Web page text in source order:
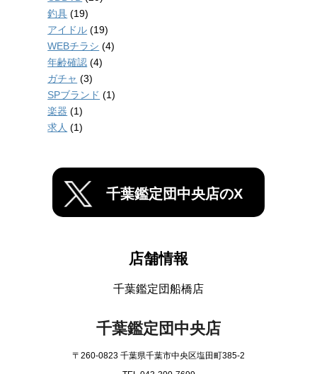
釣具 (19)
アイドル (19)
WEBチラシ (4)
年齢確認 (4)
ガチャ (3)
SPブランド (1)
楽器 (1)
求人 (1)
千葉鑑定団中央店のX
店舗情報
千葉鑑定団船橋店
千葉鑑定団中央店
〒260-0823 千葉県千葉市中央区塩田町385-2